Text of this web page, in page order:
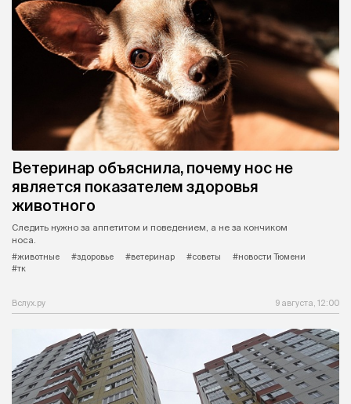
Ветеринар объяснила, почему нос не
является показателем здоровья
животного
Следить нужно за аппетитом и поведением, а не за кончиком
носа.
#животные
#здоровье #ветеринар #советы
#новости Тюмени
#тк
Вслух.ру 9 августа, 12:00